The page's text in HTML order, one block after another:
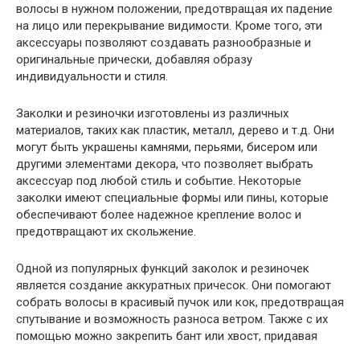
волосы в нужном положении, предотвращая их падение
на лицо или перекрывание видимости. Кроме того, эти
аксессуары позволяют создавать разнообразные и
оригинальные прически, добавляя образу
индивидуальности и стиля.
Заколки и резиночки изготовлены из различных
материалов, таких как пластик, металл, дерево и т.д. Они
могут быть украшены камнями, перьями, бисером или
другими элементами декора, что позволяет выбрать
аксессуар под любой стиль и событие. Некоторые
заколки имеют специальные формы или пины, которые
обеспечивают более надежное крепление волос и
предотвращают их скольжение.
Одной из популярных функций заколок и резиночек
является создание аккуратных причесок. Они помогают
собрать волосы в красивый пучок или кок, предотвращая
спутывание и возможность разноса ветром. Также с их
помощью можно закрепить бант или хвост, придавая